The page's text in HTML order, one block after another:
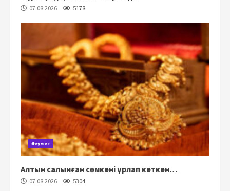
07.08.2026 5178
Әлеумет
Алтын салынған сөмкені ұрлап кеткен…
07.08.2026 5304